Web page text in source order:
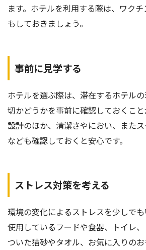
ます。ホテルを利用する際は、ワク
もしておきましょう。
事前に見学する
ホテルを選ぶ際は、滞在するホテル
切かどうかを事前に確認しておくこ
設計のほか、清潔さやにおい、また
なども確認しておくと安心です。
ストレス対策を考える
環境の変化によるストレスを少しで
使用しているフードや食器、トイレ
ついた猫砂やタオル、お気に入りの